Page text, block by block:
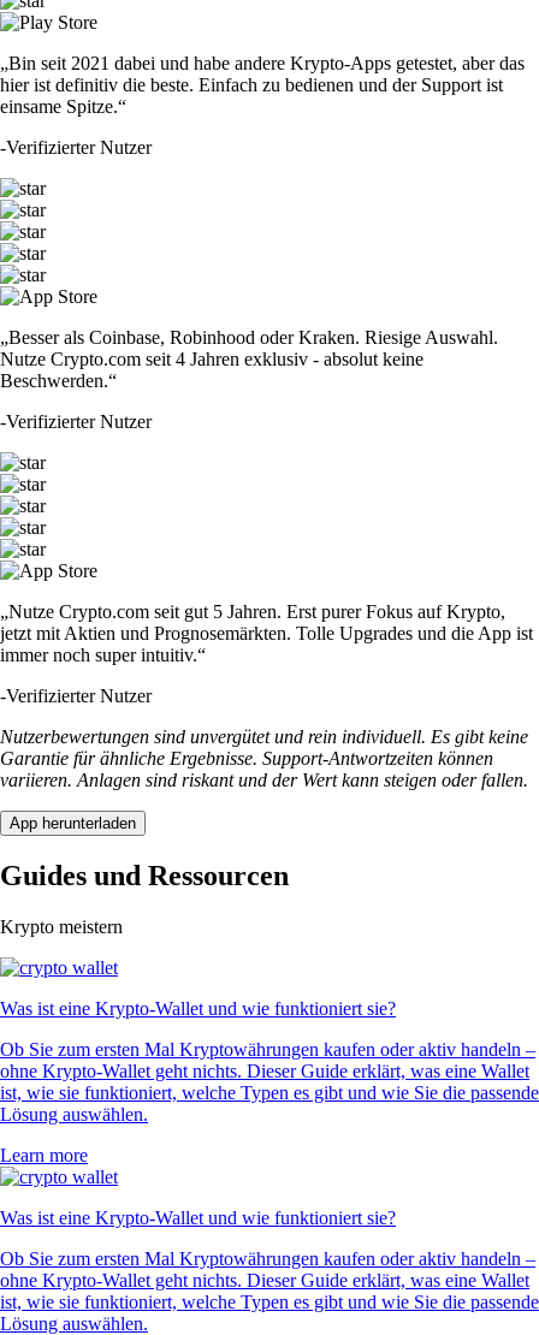
„Bin seit 2021 dabei und habe andere Krypto-Apps getestet, aber das
hier ist definitiv die beste. Einfach zu bedienen und der Support ist
einsame Spitze.“
-Verifizierter Nutzer
„Besser als Coinbase, Robinhood oder Kraken. Riesige Auswahl.
Nutze Crypto.com seit 4 Jahren exklusiv - absolut keine
Beschwerden.“
-Verifizierter Nutzer
„Nutze Crypto.com seit gut 5 Jahren. Erst purer Fokus auf Krypto,
jetzt mit Aktien und Prognosemärkten. Tolle Upgrades und die App ist
immer noch super intuitiv.“
-Verifizierter Nutzer
Nutzerbewertungen sind unvergütet und rein individuell. Es gibt keine
Garantie für ähnliche Ergebnisse. Support-Antwortzeiten können
variieren. Anlagen sind riskant und der Wert kann steigen oder fallen.
App herunterladen
Guides und Ressourcen
Krypto meistern
Was ist eine Krypto-Wallet und wie funktioniert sie?
Ob Sie zum ersten Mal Kryptowährungen kaufen oder aktiv handeln –
ohne Krypto-Wallet geht nichts. Dieser Guide erklärt, was eine Wallet
ist, wie sie funktioniert, welche Typen es gibt und wie Sie die passende
Lösung auswählen.
Learn more
Was ist eine Krypto-Wallet und wie funktioniert sie?
Ob Sie zum ersten Mal Kryptowährungen kaufen oder aktiv handeln –
ohne Krypto-Wallet geht nichts. Dieser Guide erklärt, was eine Wallet
ist, wie sie funktioniert, welche Typen es gibt und wie Sie die passende
Lösung auswählen.